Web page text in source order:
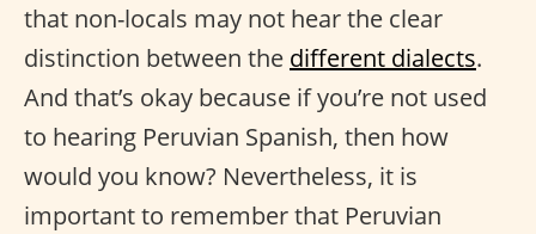
that non-locals may not hear the clear
distinction between the different dialects.
And that’s okay because if you’re not used
to hearing Peruvian Spanish, then how
would you know? Nevertheless, it is
important to remember that Peruvian